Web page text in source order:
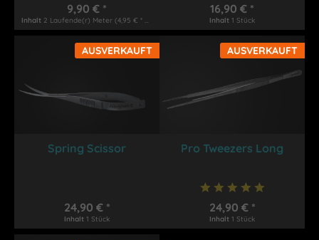
9,90 € *
Inhalt 2 Laufende(r) Meter(4,95 € * / 1 Laufende(r) Meter)
16,90 € *
Inhalt1 Stück
AUSVERKAUFT
Spring Scissor
24,90 € *
Inhalt1 Stück
AUSVERKAUFT
Pro Tweezers Long
24,90 € *
Inhalt1 Stück